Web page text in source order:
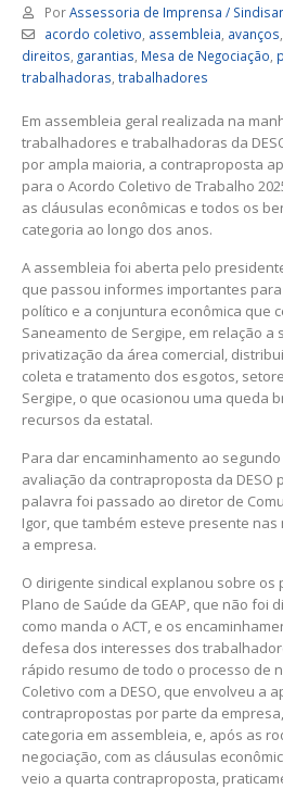
PorAssessoria de Imprensa /
acordo coletivo, assembleia, avanços,
direitos, garantias, Mesa de Negociação,
trabalhadoras, trabalhadores
Em assembleia geral realizada na
trabalhadores e trabalhadoras da
por ampla maioria, a contraproposta
para o Acordo Coletivo de Trabalho
as cláusulas econômicas e todos os
categoria ao longo dos anos.
A assembleia foi aberta pelo
que passou informes importantes
político e a conjuntura econômica que
Saneamento de Sergipe, em relação
privatização da área comercial,
coleta e tratamento dos esgotos,
Sergipe, o que ocasionou uma queda
recursos da estatal.
Para dar encaminhamento ao
avaliação da contraproposta da DESO
palavra foi passado ao diretor de
Igor, que também esteve presente nas
a empresa.
O dirigente sindical explanou sobre os
Plano de Saúde da GEAP, que não foi
como manda o ACT, e os
defesa dos interesses dos
rápido resumo de todo o processo de
Coletivo com a DESO, que envolveu a
contrapropostas por parte da
categoria em assembleia, e, após as
negociação, com as cláusulas
veio a quarta contraproposta,